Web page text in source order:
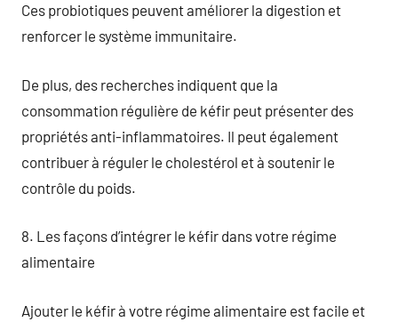
Ces probiotiques peuvent améliorer la digestion et
renforcer le système immunitaire.
De plus, des recherches indiquent que la
consommation régulière de kéfir peut présenter des
propriétés anti-inflammatoires. Il peut également
contribuer à réguler le cholestérol et à soutenir le
contrôle du poids.
8. Les façons d’intégrer le kéfir dans votre régime
alimentaire
Ajouter le kéfir à votre régime alimentaire est facile et